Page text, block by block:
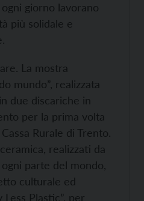
giorno lavorano
più solidale e
La mostra
mundo”, realizzata
due discariche in
per la prima volta
Rurale di Trento.
realizzati da
parte del mondo,
culturale ed
Plastic”, per